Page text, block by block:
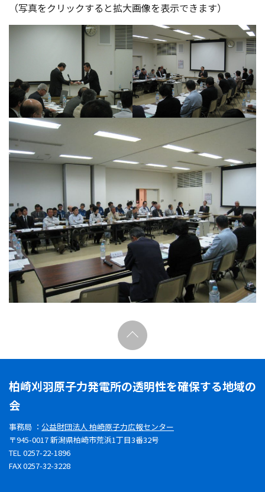
（写真をクリックすると拡大画像を表示できます）
柏崎刈羽原子力発電所の透明性を確保する地域の
会
事務局 ： 公益財団法人 柏崎原子力広報センター
〒945-0017 新潟県柏崎市荒浜1丁目3番32号
TEL 0257-22-1896
FAX 0257-32-3228